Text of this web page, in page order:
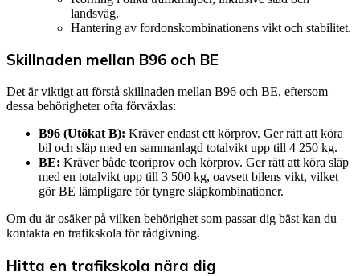
landsväg.
Hantering av fordonskombinationens vikt och stabilitet.
Skillnaden mellan B96 och BE
Det är viktigt att förstå skillnaden mellan B96 och BE, eftersom
dessa behörigheter ofta förväxlas:
B96 (Utökat B): Kräver endast ett körprov. Ger rätt att köra
bil och släp med en sammanlagd totalvikt upp till 4 250 kg.
BE: Kräver både teoriprov och körprov. Ger rätt att köra släp
med en totalvikt upp till 3 500 kg, oavsett bilens vikt, vilket
gör BE lämpligare för tyngre släpkombinationer.
Om du är osäker på vilken behörighet som passar dig bäst kan du
kontakta en trafikskola för rådgivning.
Hitta en trafikskola nära dig